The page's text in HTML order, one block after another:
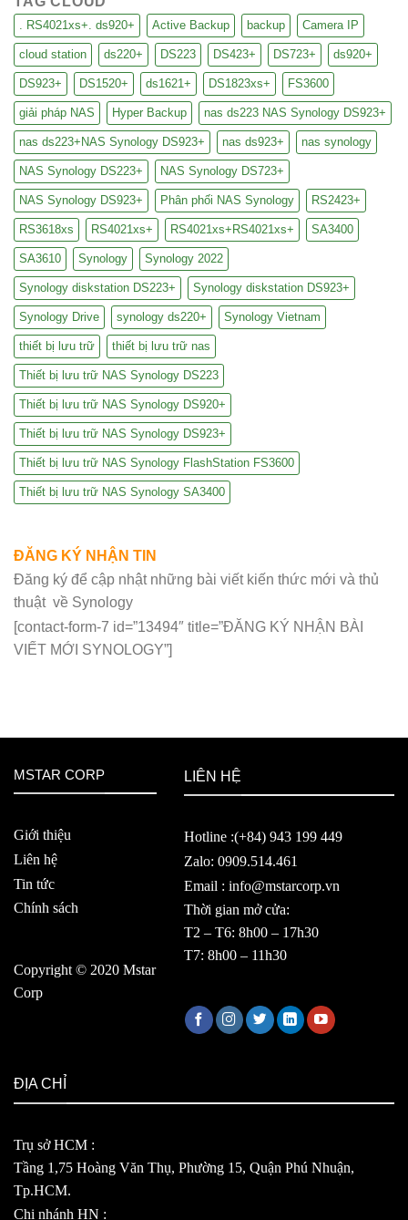
. RS4021xs+. ds920+ Active Backup backup Camera IP
cloud station ds220+ DS223 DS423+ DS723+ ds920+
DS923+ DS1520+ ds1621+ DS1823xs+ FS3600
giải pháp NAS Hyper Backup nas ds223 NAS Synology DS923+
nas ds223+NAS Synology DS923+ nas ds923+ nas synology
NAS Synology DS223+ NAS Synology DS723+
NAS Synology DS923+ Phân phối NAS Synology RS2423+
RS3618xs RS4021xs+ RS4021xs+RS4021xs+ SA3400
SA3610 Synology Synology 2022
Synology diskstation DS223+ Synology diskstation DS923+
Synology Drive synology ds220+ Synology Vietnam
thiết bị lưu trữ thiết bị lưu trữ nas
Thiết bị lưu trữ NAS Synology DS223
Thiết bị lưu trữ NAS Synology DS920+
Thiết bị lưu trữ NAS Synology DS923+
Thiết bị lưu trữ NAS Synology FlashStation FS3600
Thiết bị lưu trữ NAS Synology SA3400
ĐĂNG KÝ NHẬN TIN
Đăng ký để cập nhật những bài viết kiến thức mới và thủ
thuật về Synology
[contact-form-7 id=”13494″ title=”ĐĂNG KÝ NHẬN BÀI
VIẾT MỚI SYNOLOGY”]
MSTAR CORP
Giới thiệu
Liên hệ
Tin tức
Chính sách
Copyright © 2020 Mstar
Corp
LIÊN HỆ
Hotline :(+84) 943 199 449
Zalo: 0909.514.461
Email : info@mstarcorp.vn
Thời gian mở cửa:
T2 – T6: 8h00 – 17h30
T7: 8h00 – 11h30
ĐỊA CHỈ
Trụ sở HCM :
Tầng 1,75 Hoàng Văn Thụ, Phường 15, Quận Phú Nhuận,
Tp.HCM.
Chi nhánh HN :